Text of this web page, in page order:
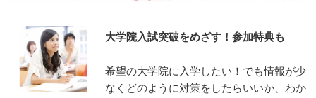
大学院入試突破をめざす！参加特典も
希望の大学院に入学したい！でも情報が少
なくどのように対策をしたらいいか、わか